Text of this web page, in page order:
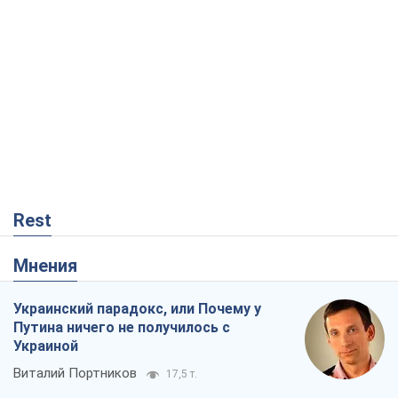
Rest
Мнения
Украинский парадокс, или Почему у
Путина ничего не получилось с
Украиной
Виталий Портников 17,5 т.